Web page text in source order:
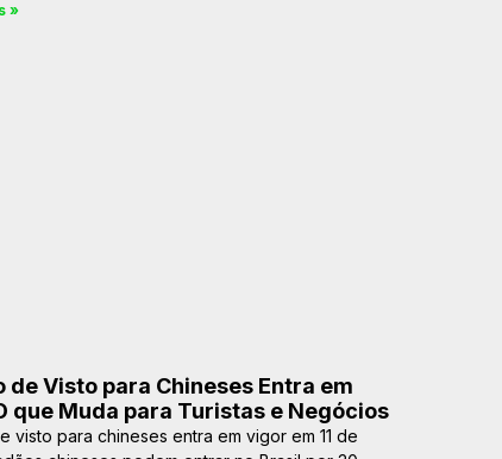
»
de Visto para Chineses Entra em
que Muda para Turistas e Negócios
visto para chineses entra em vigor em 11 de